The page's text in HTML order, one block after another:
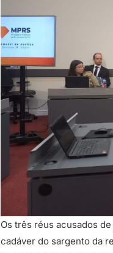
Os três réus acusados
cadáver do sargento da